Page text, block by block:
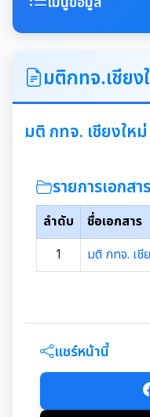
คำแถลงนโยบายนาย
ประวัติความเป็นมา
อำนาจหน้าที่ของเ
แผนพัฒนาท้องถิ่น
แผนการดำเนินงาน
เดือน
รายงานผลการด
คู่มือหรือมาตรฐานกา
มุม KM การจัดการค
มติกทจ.เชียง
มติ กทจ. เชียงให
รายการเอกส
ลำดับ
ชื่อเอกสาร
1
มติ กทจ. เชี
แชร์หน้านี้